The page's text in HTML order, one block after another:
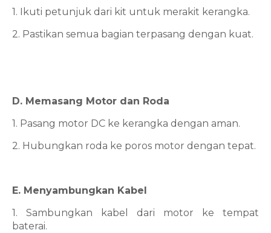
1. Ikuti petunjuk dari kit untuk merakit kerangka.
2. Pastikan semua bagian terpasang dengan kuat.
D. Memasang Motor dan Roda
1. Pasang motor DC ke kerangka dengan aman.
2. Hubungkan roda ke poros motor dengan tepat.
E. Menyambungkan Kabel
1. Sambungkan kabel dari motor ke tempat
baterai.